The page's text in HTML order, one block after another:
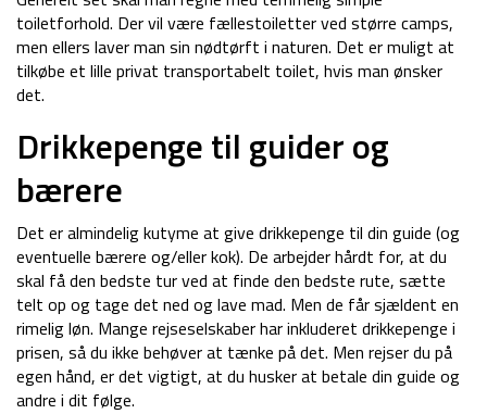
toiletforhold. Der vil være fællestoiletter ved større camps,
men ellers laver man sin nødtørft i naturen. Det er muligt at
tilkøbe et lille privat transportabelt toilet, hvis man ønsker
det.
Drikkepenge til guider og
bærere
Det er almindelig kutyme at give drikkepenge til din guide (og
eventuelle bærere og/eller kok). De arbejder hårdt for, at du
skal få den bedste tur ved at finde den bedste rute, sætte
telt op og tage det ned og lave mad. Men de får sjældent en
rimelig løn. Mange rejseselskaber har inkluderet drikkepenge i
prisen, så du ikke behøver at tænke på det. Men rejser du på
egen hånd, er det vigtigt, at du husker at betale din guide og
andre i dit følge.